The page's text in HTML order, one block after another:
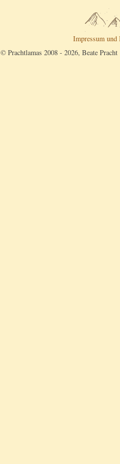
Impressum und
© Prachtlamas 2008 - 2026, Beate Pracht